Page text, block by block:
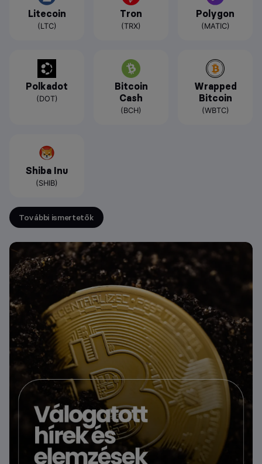
Litecoin
(LTC)
Tron
(TRX)
Polygon
(MATIC)
Polkadot
(DOT)
Bitcoin
Cash
(BCH)
Wrapped
Bitcoin
(WBTC)
Shiba Inu
(SHIB)
További ismertetők